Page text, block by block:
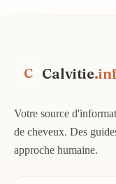
C Calvitie
Votre source
de cheveux. Des
approche humaine.